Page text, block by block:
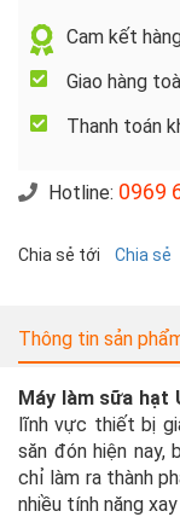
Cam kết
Giao hàng
Thanh toán
Hotline: 0969
Chia sẻ tới Chia sẻ
Thông tin sản
Máy làm sữa hạt
lĩnh vực thiết bị
săn đón hiện nay,
chỉ làm ra thành
nhiều tính năng